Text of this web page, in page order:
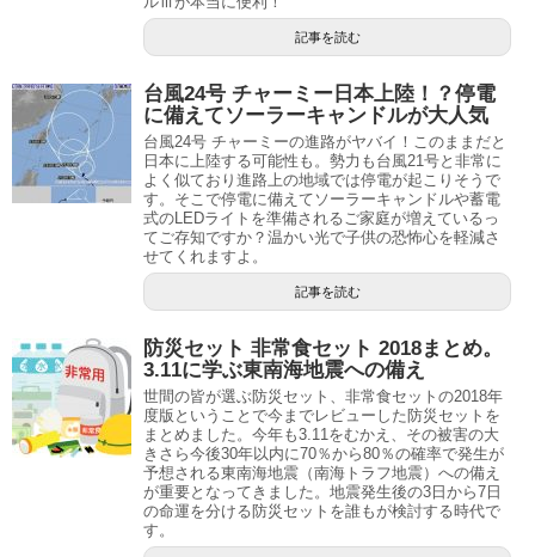
記事を読む
台風24号 チャーミー日本上陸！？停電
に備えてソーラーキャンドルが大人気
台風24号 チャーミーの進路がヤバイ！このままだと
日本に上陸する可能性も。勢力も台風21号と非常に
よく似ており進路上の地域では停電が起こりそうで
す。そこで停電に備えてソーラーキャンドルや蓄電
式のLEDライトを準備されるご家庭が増えているっ
てご存知ですか？温かい光で子供の恐怖心を軽減さ
せてくれますよ。
記事を読む
防災セット 非常食セット 2018まとめ。
3.11に学ぶ東南海地震への備え
世間の皆が選ぶ防災セット、非常食セットの2018年
度版ということで今までレビューした防災セットを
まとめました。今年も3.11をむかえ、その被害の大
きさら今後30年以内に70％から80％の確率で発生が
予想される東南海地震（南海トラフ地震）への備え
が重要となってきました。地震発生後の3日から7日
の命運を分ける防災セットを誰もが検討する時代で
す。